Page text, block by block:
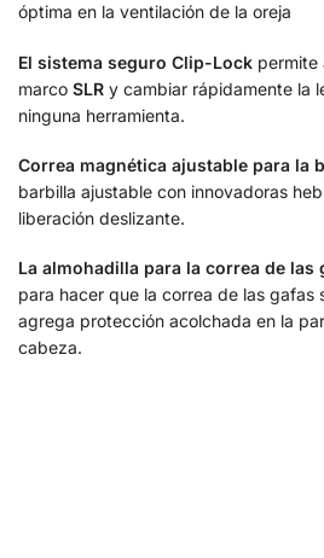
óptima en la ventilación de la oreja
El sistema seguro Clip-Lock permite
marco SLR y cambiar rápidamente la
ninguna herramienta.
Correa magnética ajustable para la
barbilla ajustable con innovadoras
liberación deslizante.
La almohadilla para la correa de las
para hacer que la correa de las gafas
agrega protección acolchada en la
cabeza.